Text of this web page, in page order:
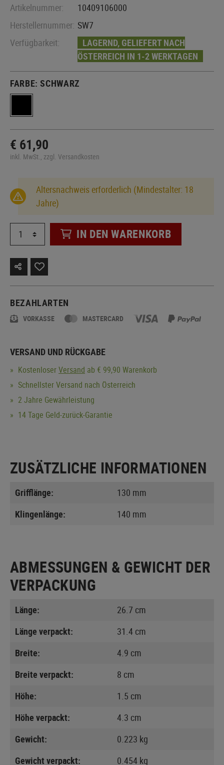
Artikelnummer:
10409106000
Herstellernummer: SW7
Verfügbarkeit:
LAGERND, GELIEFERT NACH
ÖSTERREICH IN 1-2 WERKTAGEN
FARBE:SCHWARZ
€ 61,90
inkl. MwSt., zzgl. Versandkosten
Altersnachweis erforderlich (Mindestalter: 18
Jahre)
IN DEN WARENKORB
BEZAHLARTEN
VORKASSE MASTERCARD
VERSAND UND RÜCKGABE
KostenloserVersand ab € 99,90 Warenkorb
Schnellster Versand nach Österreich
2 Jahre Gewährleistung
14 Tage Geld-zurück-Garantie
ZUSÄTZLICHE INFORMATIONEN
Grifflänge:
130 mm
Klingenlänge:
140 mm
ABMESSUNGEN & GEWICHT DER
VERPACKUNG
Länge:
26.7 cm
Länge verpackt:
31.4 cm
Breite:
4.9 cm
Breite verpackt:
8 cm
Höhe:
1.5 cm
Höhe verpackt:
4.3 cm
Gewicht:
0.223 kg
Gewicht verpackt:
0.454 kg